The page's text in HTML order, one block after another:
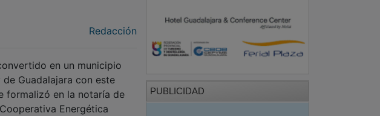
Redacción
en un municipio
Guadalajara con este
formalizó en la notaría de
Energética
PUBLICIDAD